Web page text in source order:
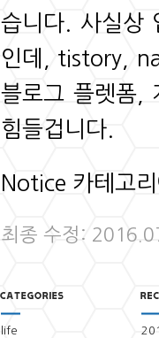
습니다. 사실상
인데, tistory,
블로그 플렛폼,
힘들겁니다.
Notice 카테고
최종 수정:
life